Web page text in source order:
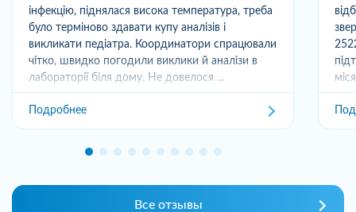
інфекцію, піднялася висока температура, треба
було терміново здавати купу аналізів і
викликати педіатра. Координатори спрацювали
чітко, швидко погодили виклики й аналізи в
лабораторії біля дому. Не довелося ...
Подробнее
Все отзывы